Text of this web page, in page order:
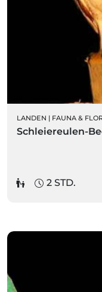
LANDEN | FAUNA &
Schleiereulen-
2 STD.